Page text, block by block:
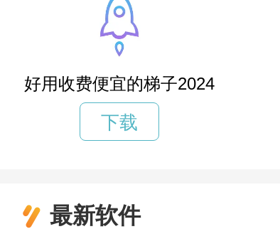
好用收费便宜的梯子2024
下载
最新软件